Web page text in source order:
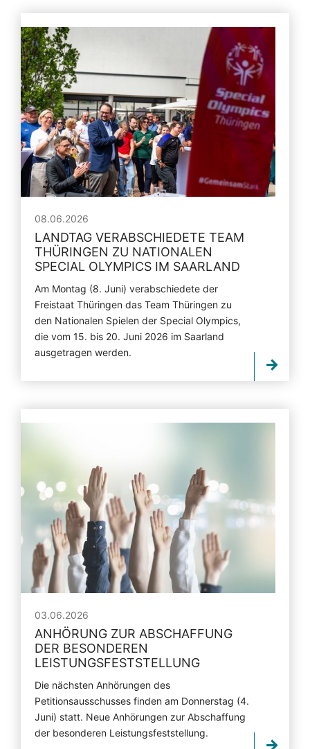
08.06.2026
LANDTAG VERABSCHIEDETE TEAM
THÜRINGEN ZU NATIONALEN
SPECIAL OLYMPICS IM SAARLAND
Am Montag (8. Juni) verabschiedete der
Freistaat Thüringen das Team Thüringen zu
den Nationalen Spielen der Special Olympics,
die vom 15. bis 20. Juni 2026 im Saarland
ausgetragen werden.
03.06.2026
ANHÖRUNG ZUR ABSCHAFFUNG
DER BESONDEREN
LEISTUNGSFESTSTELLUNG
Die nächsten Anhörungen des
Petitionsausschusses finden am Donnerstag (4.
Juni) statt. Neue Anhörungen zur Abschaffung
der besonderen Leistungsfeststellung.